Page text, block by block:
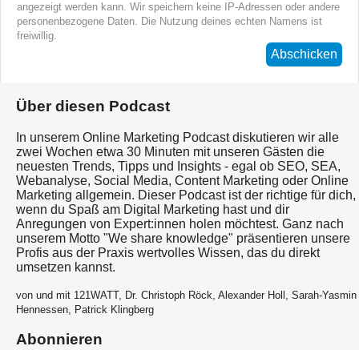
angezeigt werden kann. Wir speichern keine IP-Adressen oder andere
personenbezogene Daten. Die Nutzung deines echten Namens ist
freiwillig.
Abschicken
Über diesen Podcast
In unserem Online Marketing Podcast diskutieren wir alle
zwei Wochen etwa 30 Minuten mit unseren Gästen die
neuesten Trends, Tipps und Insights - egal ob SEO, SEA,
Webanalyse, Social Media, Content Marketing oder Online
Marketing allgemein. Dieser Podcast ist der richtige für dich,
wenn du Spaß am Digital Marketing hast und dir
Anregungen von Expert:innen holen möchtest. Ganz nach
unserem Motto "We share knowledge" präsentieren unsere
Profis aus der Praxis wertvolles Wissen, das du direkt
umsetzen kannst.
von und mit 121WATT, Dr. Christoph Röck, Alexander Holl, Sarah-Yasmin
Hennessen, Patrick Klingberg
Abonnieren